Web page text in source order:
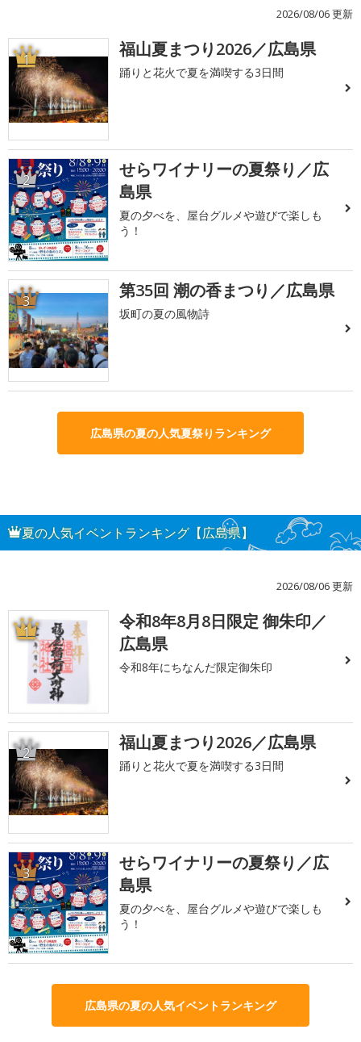
2026/08/06 更新
1 福山夏まつり2026／広島県
踊りと花火で夏を満喫する3日間
2
せらワイナリーの夏祭り／広
島県
夏の夕べを、屋台グルメや遊びで楽しも
う！
3 第35回 潮の香まつり／広島県
坂町の夏の風物詩
広島県の夏の人気夏祭りランキング
夏の人気イベントランキング【広島県】
2026/08/06 更新
1
令和8年8月8日限定 御朱印／
広島県
令和8年にちなんだ限定御朱印
2 福山夏まつり2026／広島県
踊りと花火で夏を満喫する3日間
3
せらワイナリーの夏祭り／広
島県
夏の夕べを、屋台グルメや遊びで楽しも
う！
広島県の夏の人気イベントランキング